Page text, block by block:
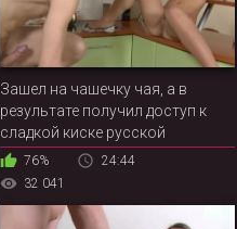
Зашел на чашечку чая, а в
результате получил доступ к
сладкой киске русской
подружки
76%
24:44
32 041